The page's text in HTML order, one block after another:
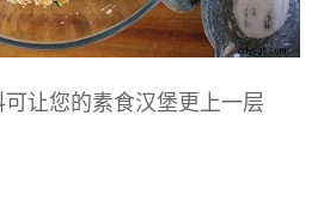
让您的素食汉堡更上一层